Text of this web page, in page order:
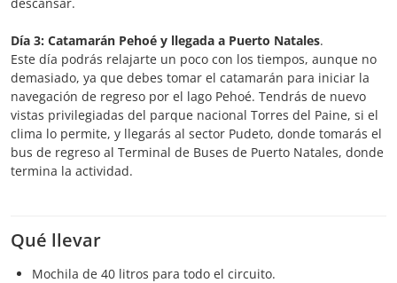
Día 3: Catamarán Pehoé y llegada a Puerto Natales.
Este día podrás relajarte un poco con los tiempos, aunque no
demasiado, ya que debes tomar el catamarán para iniciar la
navegación de regreso por el lago Pehoé. Tendrás de nuevo
vistas privilegiadas del parque nacional Torres del Paine, si el
clima lo permite, y llegarás al sector Pudeto, donde tomarás el
bus de regreso al Terminal de Buses de Puerto Natales, donde
termina la actividad.
Qué llevar
Mochila de 40 litros para todo el circuito.